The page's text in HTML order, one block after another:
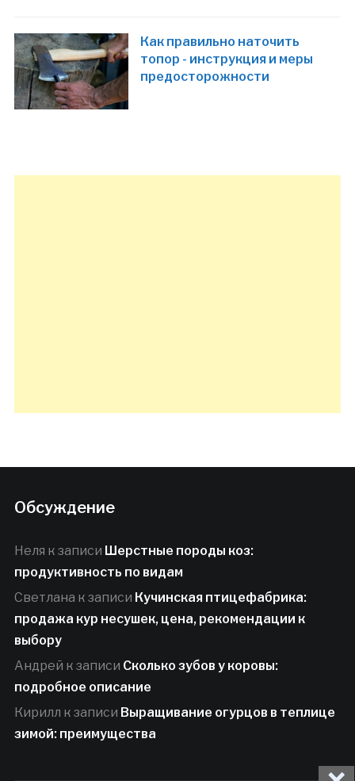
Как правильно наточить
топор - инструкция и меры
предосторожности
Обсуждение
Неля к записи Шерстные породы коз:
продуктивность по видам
Светлана к записи Кучинская птицефабрика:
продажа кур несушек, цена, рекомендации к
выбору
Андрей к записи Сколько зубов у коровы:
подробное описание
Кирилл к записи Выращивание огурцов в теплице
зимой: преимущества